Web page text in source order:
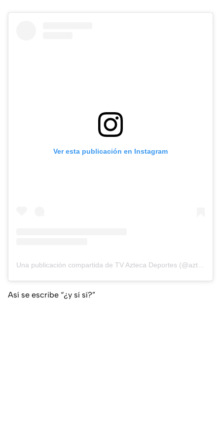
Ver esta publicación en Instagram
Una publicación compartida de TV Azteca Deportes (@aztecadeportes)
Así se escribe “¿y sí sí?”